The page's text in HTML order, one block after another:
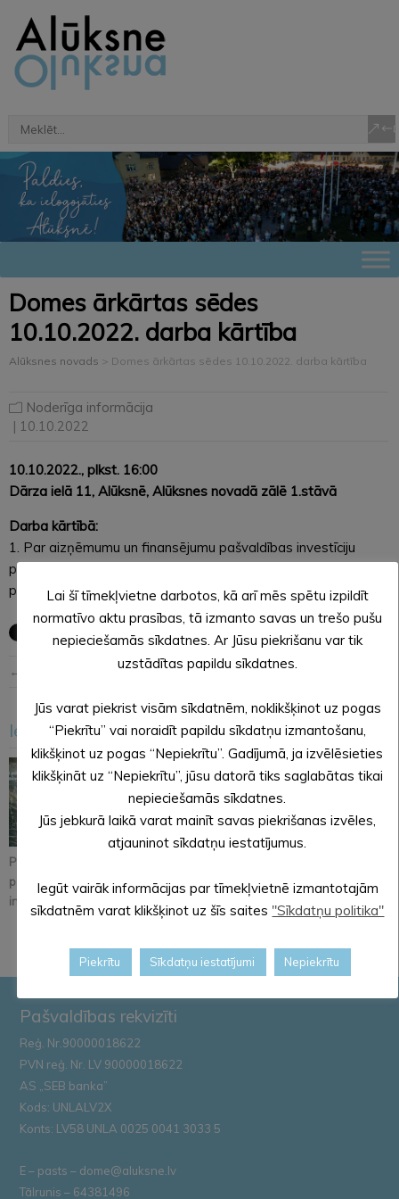
Domes ārkārtas sēdes
10.10.2022. darba kārtība
Alūksnes novads > Domes ārkārtas sēdes 10.10.2022. darba kārtība
Noderīga informācija
| 10.10.2022
10.10.2022., plkst. 16:00
Dārza ielā 11, Alūksnē, Alūksnes novadā zālē 1.stāvā
Darba kārtībā:
1. Par aizņēmumu un finansējumu pašvaldības investīciju
projekta “Ernsta Glika Alūksnes Valsts ģimnāzijas ēku
pārbūve, 2.kārta” īstenošanai.
← Iepriekšējā ziņa Nākošā ziņa →
Iesakām arī šo
Pastāsti savas domas
par Kopienu svētku
iniciatīvu!
orientēšanās
Zemessardze...
pašvaldības
<
Pašvaldības rekvizīti
Reģ. Nr.90000018622
PVN reģ. Nr. LV 90000018622
AS „SEB banka”
Kods: UNLALV2X
Konts: LV58 UNLA 0025 0041 3033 5
E – pasts – dome@aluksne.lv
Tālrunis – 64381496
Lai šī tīmekļvietne darbotos, kā arī mēs spētu izpildīt
normatīvo aktu prasības, tā izmanto savas un trešo pušu
nepieciešamās sīkdatnes. Ar Jūsu piekrišanu var tik
uzstādītas papildu sīkdatnes.
Jūs varat piekrist visām sīkdatnēm, noklikšķinot uz pogas
“Piekrītu” vai noraidīt papildu sīkdatņu izmantošanu,
klikšķinot uz pogas “Nepiekrītu”. Gadījumā, ja izvēlēsieties
klikšķināt uz “Nepiekrītu”, jūsu datorā tiks saglabātas tikai
nepieciešamās sīkdatnes.
Jūs jebkurā laikā varat mainīt savas piekrišanas izvēles,
atjauninot sīkdatņu iestatījumus.
Iegūt vairāk informācijas par tīmekļvietnē izmantotajām
sīkdatnēm varat klikšķinot uz šīs saites "Sīkdatņu politika"
Piekrītu Sīkdatņu iestatījumi Nepiekrītu